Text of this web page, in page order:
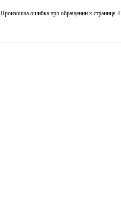
Произошла ошибка при обращении к странице.